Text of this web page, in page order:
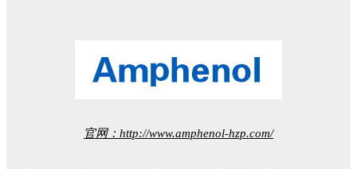
官网： http://www.amphenol-hzp.com/